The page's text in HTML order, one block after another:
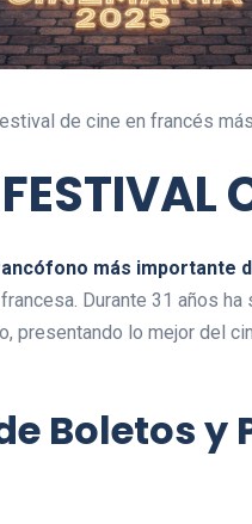
de cine en francés
más importante
Durante 31 años
presentando lo mejor del
Boletos y